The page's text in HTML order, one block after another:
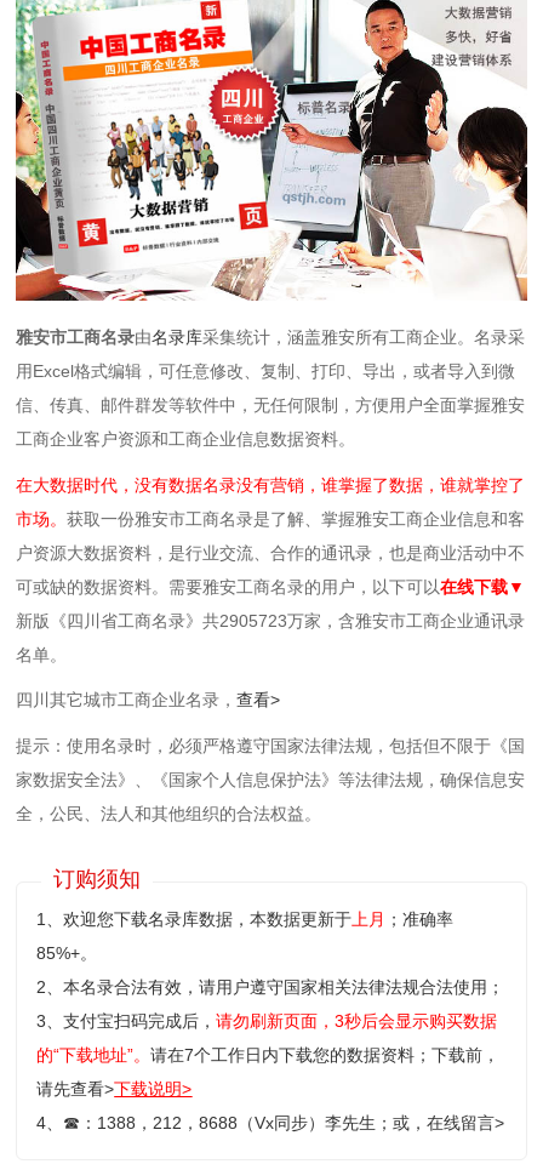
雅安市工商名录由名录库采集统计，涵盖雅安所有工商企业。名录采
用Excel格式编辑，可任意修改、复制、打印、导出，或者导入到微
信、传真、邮件群发等软件中，无任何限制，方便用户全面掌握雅安
工商企业客户资源和工商企业信息数据资料。
在大数据时代，没有数据名录没有营销，谁掌握了数据，谁就掌控了
市场。获取一份雅安市工商名录是了解、掌握雅安工商企业信息和客
户资源大数据资料，是行业交流、合作的通讯录，也是商业活动中不
可或缺的数据资料。需要雅安工商名录的用户，以下可以在线下载▼
新版《四川省工商名录》共2905723万家，含雅安市工商企业通讯录
名单。
四川其它城市工商企业名录，查看>
提示：使用名录时，必须严格遵守国家法律法规，包括但不限于《国
家数据安全法》、《国家个人信息保护法》等‌法律法规，确保信息安
全，公民、法人和其他组织的合法权益。
订购须知
1、欢迎您下载名录库数据，本数据更新于 上月 ；准确率
85%+。
2、本名录合法有效，请用户遵守国家相关法律法规合法使用；
3、支付宝扫码完成后，请勿刷新页面，3秒后会显示购买数据
的“下载地址”。请在7个工作日内下载您的数据资料；下载前，
请先查看>下载说明>
4、 ☎ ：1388，212，8688（Vx同步）李先生；或，在线留言>